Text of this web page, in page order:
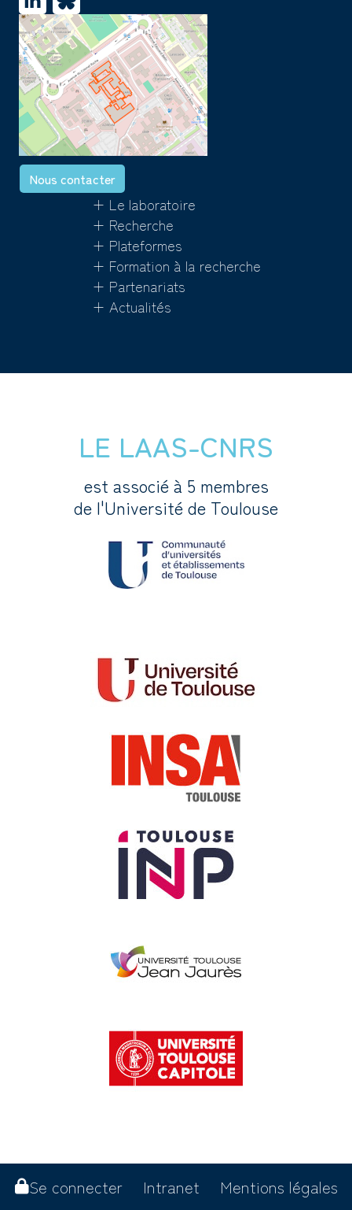
Nous contacter
+ Le laboratoire
+ Recherche
+ Plateformes
+ Formation à la recherche
+ Partenariats
+ Actualités
LE LAAS-CNRS
est associé à 5 membres
de l'Université de Toulouse
Se connecter Intranet Mentions légales